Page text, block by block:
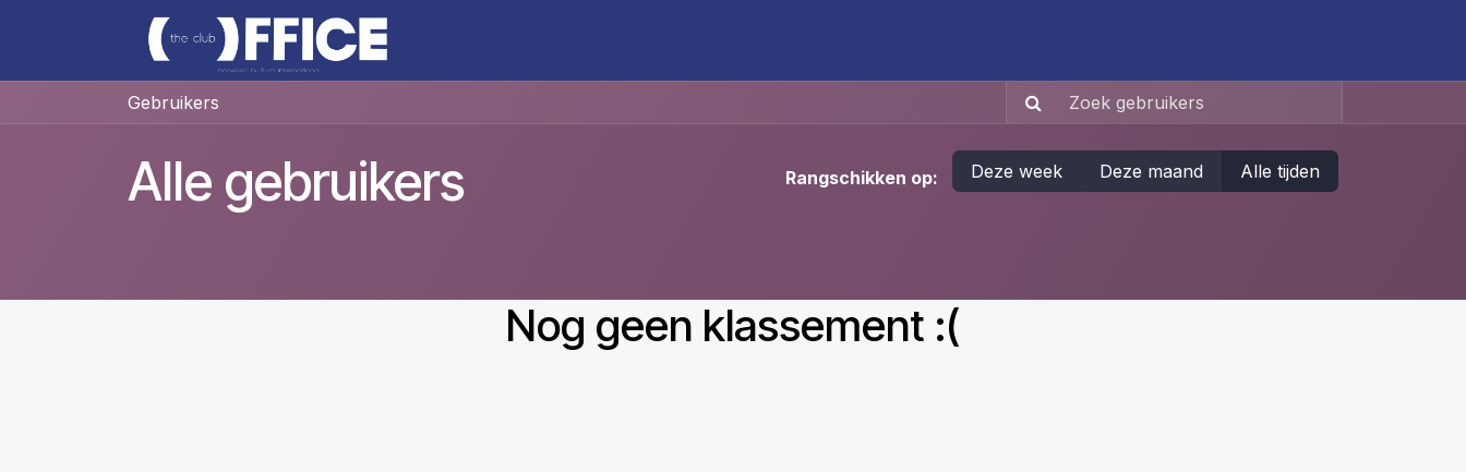
Overslaan naar inhoud
Gebruikers
Alle gebruikers Rangschikken op: Deze week Deze maand Alle tijden
Nog geen klassement :(